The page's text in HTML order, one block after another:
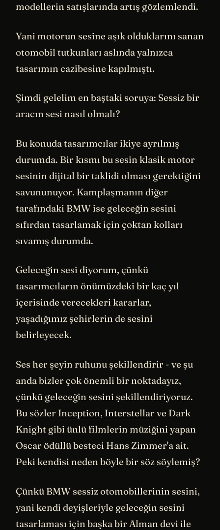
modellerin satışlarında artış gözlemlendi.
Yani motorun sesine aşık olduklarını sanan
otomobil tutkunları aslında yalnızca
tasarımın cazibesine kapılmıştı.
Şimdi gelelim en baştaki soruya: Sessiz bir
aracın sesi nasıl olmalı?
Bu konuda tasarımcılar ikiye ayrılmış
durumda. Bir kısmı bu sesin klasik motor
sesinin dijital bir taklidi olması gerektiğini
savununuyor. Kamplaşmanın diğer
tarafındaki BMW ise geleceğin sesini
sıfırdan tasarlamak için çoktan kolları
sıvamış durumda.
Geleceğin sesi diyorum, çünkü
tasarımcıların önümüzdeki bir kaç yıl
içerisinde verecekleri kararlar,
yaşadığımız şehirlerin de sesini
belirleyecek.
Ses her şeyin ruhunu şekillendirir - ve şu
anda bizler çok önemli bir noktadayız,
çünkü geleceğin sesini şekillendiriyoruz.
Bu sözler Inception, Interstellarve Dark
Knight gibi ünlü filmlerin müziğini yapan
Oscar ödüllü besteci Hans Zimmer'a ait.
Peki kendisi neden böyle bir söz söylemiş?
Çünkü BMW sessiz otomobillerinin sesini,
yani kendi deyişleriyle geleceğin sesini
tasarlaması için başka bir Alman devi ile